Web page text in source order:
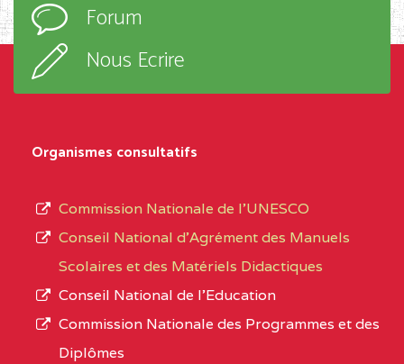
D'ENSEIGNEMENT
PROFESSIONNEL
(CEGEP) STE FOI BP
:4740 YAOUNDE
CENTRE
COLLEGE PANAFRICAIN
DE L'EXCELLENCE BP
d’enseignement,
type
Forum
Nous Ecrire
Organismes consultatifs
Commission Nationale de l’UNESCO
Conseil National d’Agrément des Manuels
Scolaires et des Matériels Didactiques
Conseil National de l’Education
Commission Nationale des Programmes et des
Diplômes